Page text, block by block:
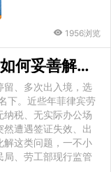
1956浏览
菲律宾9G工签挂靠空壳公司如何妥善解决？完整处理方案
留、多次出入境，选
下。近些年菲律宾劳
纳税、无实际办公场
遭遇签证失效、出
解这类问题，一不小
、劳工部现行监管